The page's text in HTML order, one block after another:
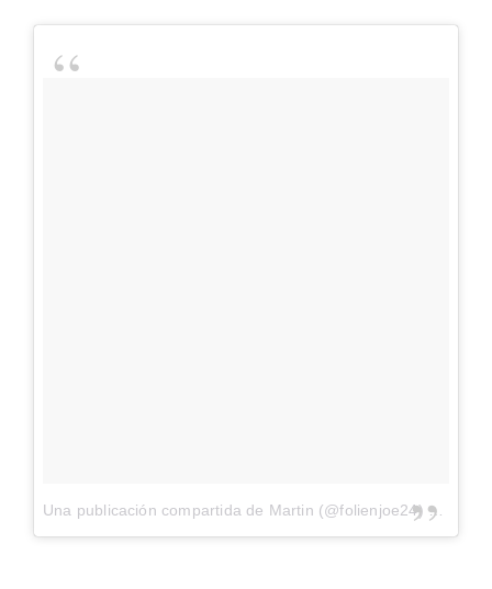
Una publicación compartida de Martin (@folienjoe24)